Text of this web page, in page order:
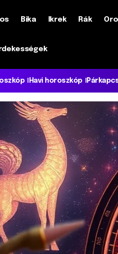
Bika Ikrek Rák
Havi horoszkóp